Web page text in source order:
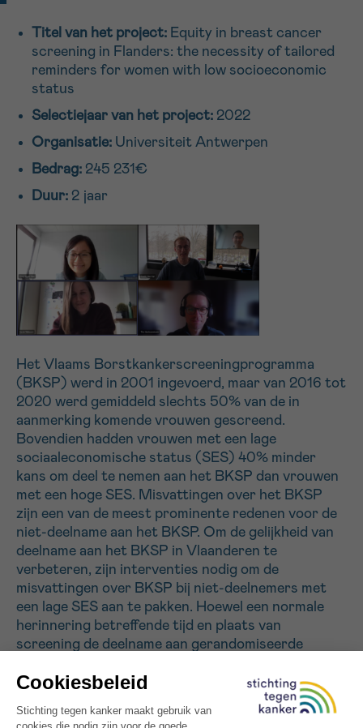
Titel van het project: Equity in breast cancer
screening in Flanders: the necessity of tailored
reminders for women with low socioeconomic
status
Selectiejaar van het project: 2022
Organisatie: Universiteit Antwerpen
Bedrag: 245 231€
Duur: 2 jaar
Het Vlaams Borstkankerscreeningprogramma
(BKSP) werd in 2001 ingevoerd, maar van 2016 tot
2020 werd gemiddeld slechts 50% van de in
aanmerking komende vrouwen gescreend.
Bovendien hadden vrouwen met een lage
sociaaleconomische status (SES) 40% minder
kans om deel te nemen aan het BKSP dan vrouwen
met een hoge SES. Misvattingen over het BKSP
zijn een van de meest prominente redenen voor de
niet-deelname aan het BKSP. Om de gelijkheid van
deelname aan het BKSP in Vlaanderen te
verbeteren, zijn interventies nodig om de
misvattingen over BKSP bij niet-deelnemers met
een lage SES aan te pakken. Hoewel een normale
herinnering betreffende tijd en plaats van
screening de deelname aan gerandomiseerde
deelname in sommige landen die herinneringen in
BKSP toepasten bescheiden. Het BKSP in
Vlaanderen heeft geen reminders ingevoerd, mede
VOORNAAM
EMAIL
Ja, stuur mij de nieuwsbrief
Ik aanvaard degebruiksvoorwaarden
Sturen
Verder